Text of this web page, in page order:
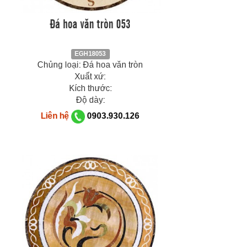
Đá hoa văn tròn 053
EGH18053
Chủng loại: Đá hoa văn tròn
Xuất xứ:
Kích thước:
Độ dày:
Liên hệ
0903.930.126